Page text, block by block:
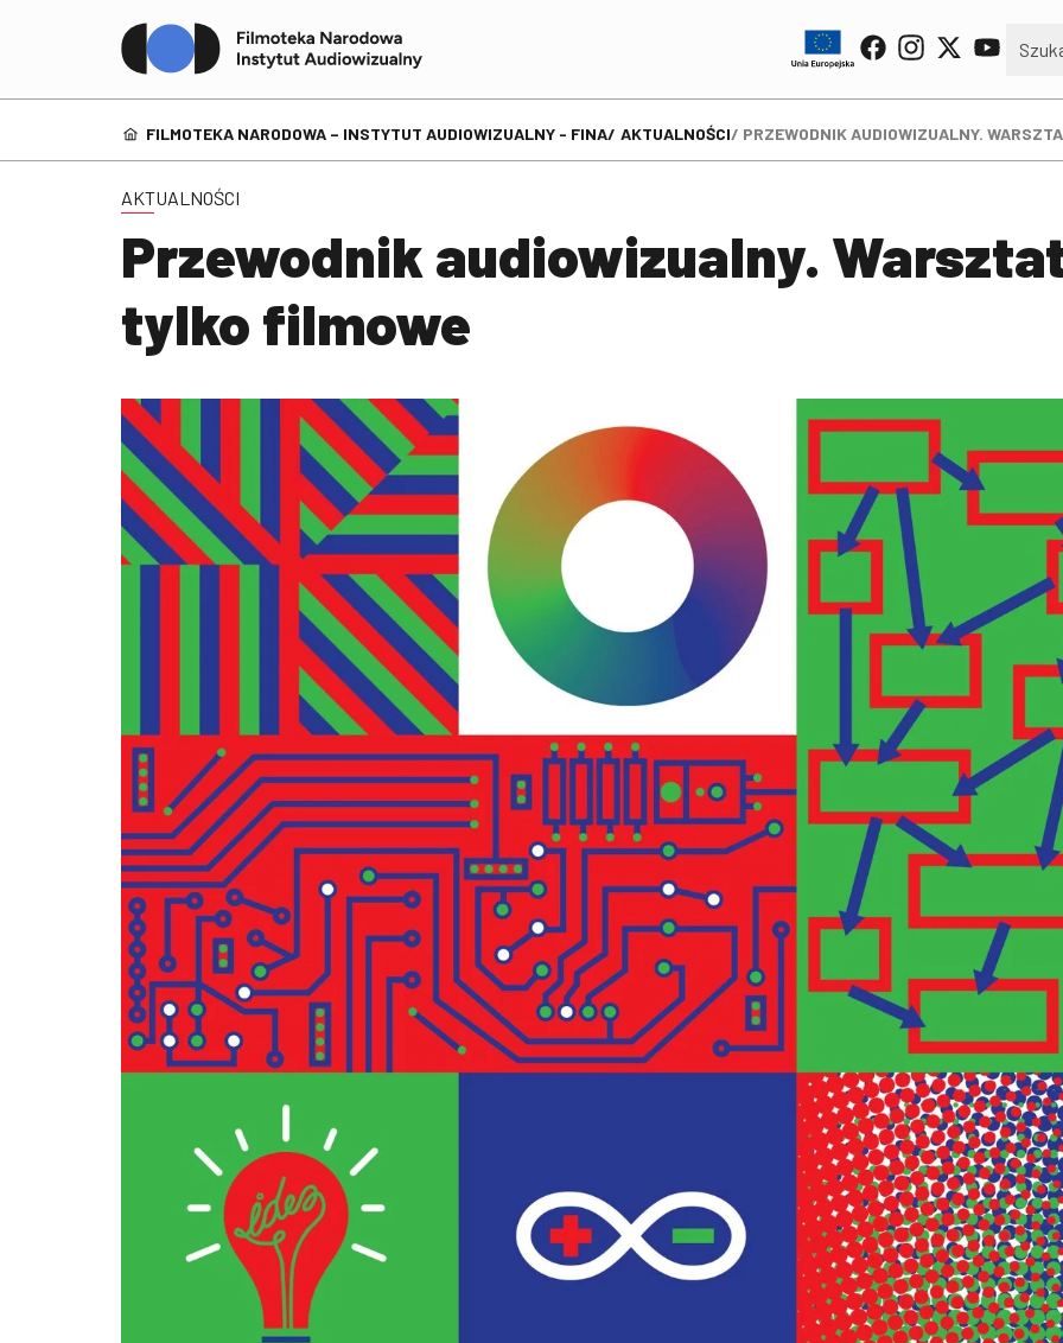
FILMOTEKA NARODOWA – INSTYTUT AUDIOWIZUALNY - FINA AKTUALNOŚCI PRZEWODNIK AUDIOWIZUALNY.
AKTUALNOŚCI
Przewodnik audiowizualny.
tylko filmowe